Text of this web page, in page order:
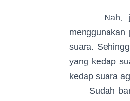
Nah, jika
menggunakan
suara.
yang kedap
kedap suara
Sudah